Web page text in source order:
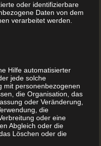
oder identifizierbare
Daten von dem
verarbeitet werden.
Hilfe automatisierter
jede solche
mit personenbezogenen
die Organisation, das
oder Veränderung,
die
oder eine
Abgleich oder die
Löschen oder die